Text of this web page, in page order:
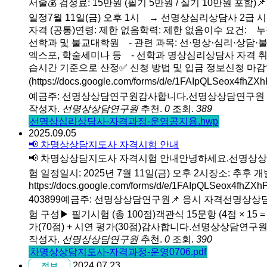
서술💰 검정료: 15만원 (필기 5만원 / 실기 10만원 포함
일정7월 11일(금) 오후 1시 → 선명상심리상담사 2급
자격 (공통)연령: 제한 없음학력: 제한 없음이수 요건:
선학과 및 불교대학원 - 관련 과목: 선·명상·심리·상
엑스포, 학술세미나 등 - 선학과 명상심리상담사 자격
습시간 기준으로 산정✅ 신청 방법 및 입금 정보신청 마
(https://docs.google.com/forms/d/e/
예금주: 선명상상담연구원감사합니다.선명상상담연구원
작성자. 선명상상담연구원 추천. 0 조회. 389
선명상심리상담사-자격과정-운영공지용.hwp
2025.09.05
📢 차명상상담지도사 자격시험 안내
📢 차명상상담지도사 자격시험 안내안녕하세요.선명상
험 일정일시: 2025년 7월 11일(금) 오후 2시장소: 추후
https://docs.google.com/forms/d/e/
403899예금주: 선명상상담연구원📌 응시 자격선명상상
험 구성▶ 필기시험 (총 100점)객관식 15문항 (4점 × 15
가(70점) + 시연 평가(30점)감사합니다.선명상상담연구
작성자. 선명상상담연구원 추천. 0 조회. 390
차명상상담지도사-자격과정-운영0706.pdf